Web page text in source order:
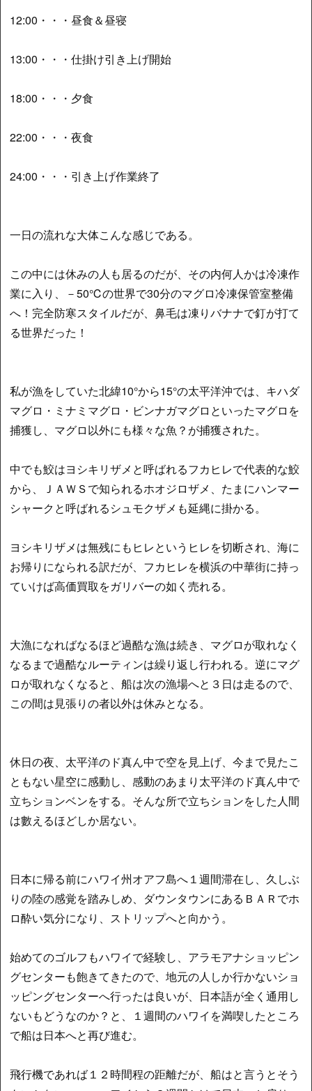
12:00・・・昼食＆昼寝
13:00・・・仕掛け引き上げ開始
18:00・・・夕食
22:00・・・夜食
24:00・・・引き上げ作業終了
一日の流れな大体こんな感じである。
この中には休みの人も居るのだが、その内何人かは冷凍作
業に入り、－50℃の世界で30分のマグロ冷凍保管室整備
へ！完全防寒スタイルだが、鼻毛は凍りバナナで釘が打て
る世界だった！
私が漁をしていた北緯10°から15°の太平洋沖では、キハダ
マグロ・ミナミマグロ・ビンナガマグロといったマグロを
捕獲し、マグロ以外にも様々な魚？が捕獲された。
中でも鮫はヨシキリザメと呼ばれるフカヒレで代表的な鮫
から、ＪＡＷＳで知られるホオジロザメ、たまにハンマー
シャークと呼ばれるシュモクザメも延縄に掛かる。
ヨシキリザメは無残にもヒレというヒレを切断され、海に
お帰りになられる訳だが、フカヒレを横浜の中華街に持っ
ていけば高価買取をガリバーの如く売れる。
大漁になればなるほど過酷な漁は続き、マグロが取れなく
なるまで過酷なルーティンは繰り返し行われる。逆にマグ
ロが取れなくなると、船は次の漁場へと３日は走るので、
この間は見張りの者以外は休みとなる。
休日の夜、太平洋のド真ん中で空を見上げ、今まで見たこ
ともない星空に感動し、感動のあまり太平洋のド真ん中で
立ちションベンをする。そんな所で立ちションをした人間
は數えるほどしか居ない。
日本に帰る前にハワイ州オアフ島へ１週間滞在し、久しぶ
りの陸の感覚を踏みしめ、ダウンタウンにあるＢＡＲでホ
ロ酔い気分になり、ストリップへと向かう。
始めてのゴルフもハワイで経験し、アラモアナショッピン
グセンターも飽きてきたので、地元の人しか行かないショ
ッピングセンターへ行ったは良いが、日本語が全く通用し
ないもどうなのか？と、１週間のハワイを満喫したところ
で船は日本へと再び進む。
飛行機であれば１２時間程の距離だが、船はと言うとそう